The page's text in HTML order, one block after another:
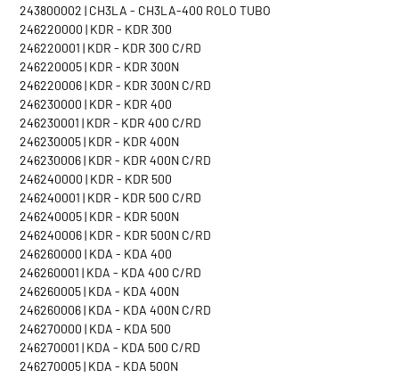
243800002 | CH3LA - CH3LA-400 ROLO TUBO
246220000 | KDR - KDR 300
246220001 | KDR - KDR 300 C/RD
246220005 | KDR - KDR 300N
246220006 | KDR - KDR 300N C/RD
246230000 | KDR - KDR 400
246230001 | KDR - KDR 400 C/RD
246230005 | KDR - KDR 400N
246230006 | KDR - KDR 400N C/RD
246240000 | KDR - KDR 500
246240001 | KDR - KDR 500 C/RD
246240005 | KDR - KDR 500N
246240006 | KDR - KDR 500N C/RD
246260000 | KDA - KDA 400
246260001 | KDA - KDA 400 C/RD
246260005 | KDA - KDA 400N
246260006 | KDA - KDA 400N C/RD
246270000 | KDA - KDA 500
246270001 | KDA - KDA 500 C/RD
246270005 | KDA - KDA 500N